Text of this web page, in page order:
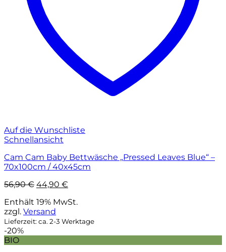
Auf die Wunschliste
Schnellansicht
Cam Cam Baby Bettwäsche „Pressed Leaves Blue“ –
70x100cm / 40x45cm
56,90€ Ursprünglicher
war:
56,90 €
44,90 €
ist:
Enthält 19% MwSt.
zzgl. Versand
Lieferzeit: ca. 2-3 Werktage
-20%
BIO